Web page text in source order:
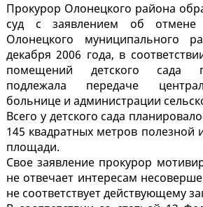
Прокурор Олонецкого района
суд с заявлением об отмене
Олонецкого муниципального
декабря 2006 года, в
помещений детского сада
подлежала передаче
больнице и администрации
Всего у детского сада
145 квадратных метров полезной
площади.
Свое заявление прокурор
не отвечает интересам
не соответствует действующему